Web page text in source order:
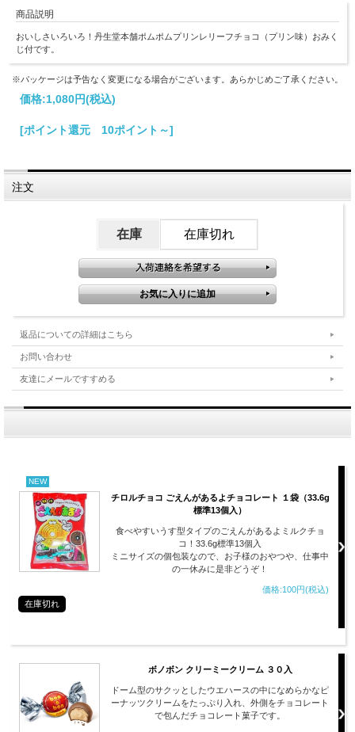
商品説明
おいしさいろいろ！丹生堂本舗ポムポムプリンレリーフチョコ（プリン味）おみく
じ付です。
※パッケージは予告なく変更になる場合がございます。あらかじめご了承ください。
価格:1,080円(税込)
[ポイント還元 10ポイント～]
注文
在庫 在庫切れ
返品についての詳細はこちら
お問い合わせ
友達にメールですすめる
NEW
チロルチョコ ごえんがあるよチョコレート １袋（33.6g
標準13個入）
食べやすいうす型タイプのごえんがあるよミルクチョ
コ！33.6g標準13個入
ミニサイズの個包装なので、お子様のおやつや、仕事中
の一休みに是非どうぞ！
価格:100円(税込)
在庫切れ
ボノボン クリーミークリーム ３０入
ドーム型のサクッとしたウエハースの中になめらかなピ
ーナッツクリームをたっぷり入れ、外側をチョコレート
で包んだチョコレート菓子です。